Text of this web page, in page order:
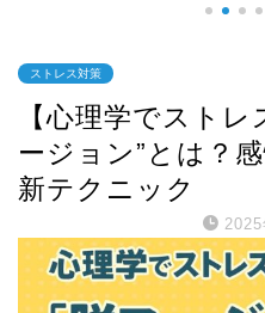
ストレス対策
【心理学でストレ
ージョン”とは？
新テクニック
2025